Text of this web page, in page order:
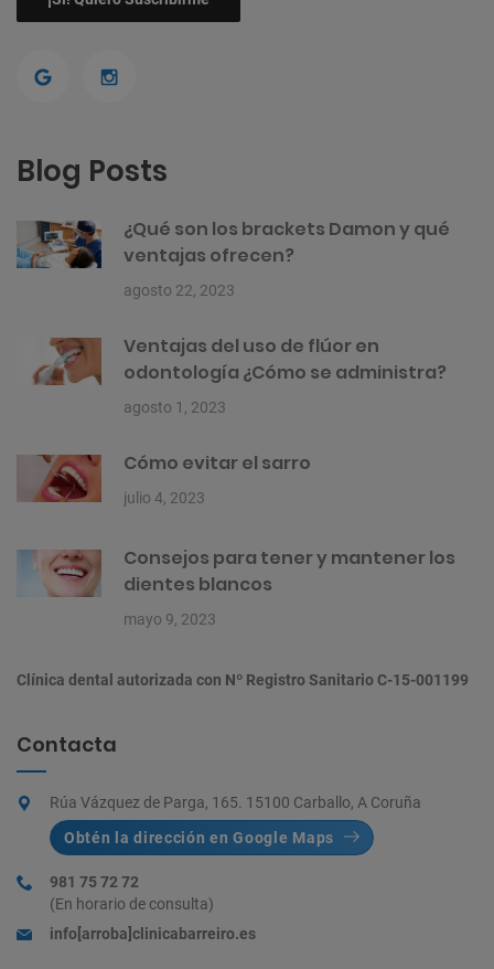
Blog Posts
¿Qué son los brackets Damon y qué
ventajas ofrecen?
agosto 22, 2023
Ventajas del uso de flúor en
odontología ¿Cómo se administra?
agosto 1, 2023
Cómo evitar el sarro
julio 4, 2023
Consejos para tener y mantener los
dientes blancos
mayo 9, 2023
Clínica dental autorizada con Nº Registro Sanitario C-15-001199
Contacta
Rúa Vázquez de Parga, 165. 15100 Carballo, A Coruña
Obtén la dirección en Google Maps
981 75 72 72
(En horario de consulta)
info[arroba]clinicabarreiro.es